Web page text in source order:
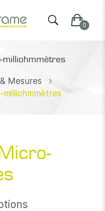
milliohmmètres
Mesures
milliohmmètres